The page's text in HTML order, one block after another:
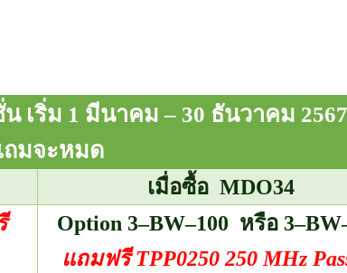
เริ่ม 1 มีนาคม – 30 ธันวาคม
ถมจะหมด
เมื่อซื้อ MDO34
Option 3–BW–100 หรือ 3–BW
แถมฟรี TPP0250 250 MHz